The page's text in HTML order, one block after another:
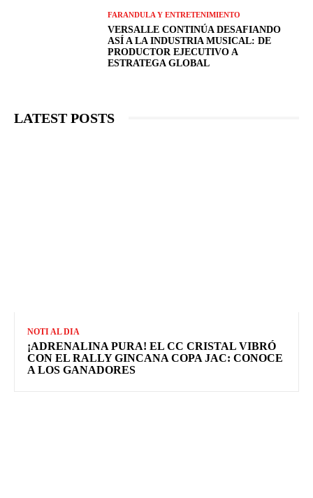
FARANDULA Y ENTRETENIMIENTO
VERSALLE CONTINÚA DESAFIANDO
ASÍ A LA INDUSTRIA MUSICAL: DE
PRODUCTOR EJECUTIVO A
ESTRATEGA GLOBAL
LATEST POSTS
NOTI AL DIA
¡ADRENALINA PURA! EL CC CRISTAL VIBRÓ
CON EL RALLY GINCANA COPA JAC: CONOCE
A LOS GANADORES